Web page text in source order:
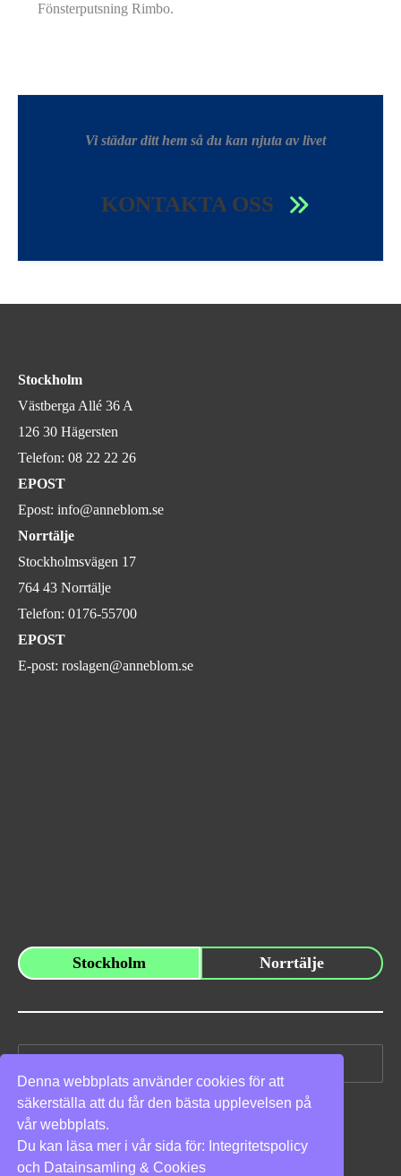
Denna webbplats använder cookies för att
säkerställa att du får den bästa upplevelsen på
vår webbplats.
Du kan läsa mer i vår sida för: Integritetspolicy
och Datainsamling & Cookies
Fönsterputsning Rimbo.
Vi städar ditt hem så du kan njuta av livet
KONTAKTA OSS
Stockholm
Västberga Allé 36 A
126 30 Hägersten
Telefon: 08 22 22 26
EPOST
Epost: info@anneblom.se
Norrtälje
Stockholmsvägen 17
764 43 Norrtälje
Telefon: 0176-55700
EPOST
E-post: roslagen@anneblom.se
Stockholm Norrtälje
Sök
efter:
Vi stöder